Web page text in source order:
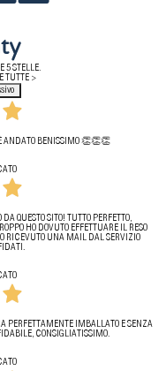
5 STELLE.
TUTTE >
È ANDATO BENISSIMO 👏👏👏
QUESTO SITO! TUTTO PERFETTO,
HO DOVUTO EFFETTUARE IL RESO
RICEVUTO UNA MAIL DAL SERVIZIO
PERFETTAMENTE IMBALLATO E SENZA
CONSIGLIATISSIMO.